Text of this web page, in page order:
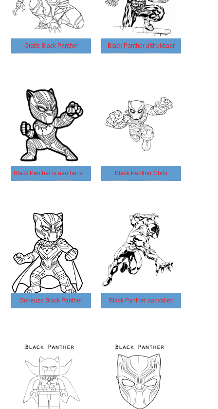
Gratis Black Panther Black Panther afdrukbaar
Black Panther is aan het stoten Black Panther Chibi
Serieuze Black Panther Black Panther aanvallen